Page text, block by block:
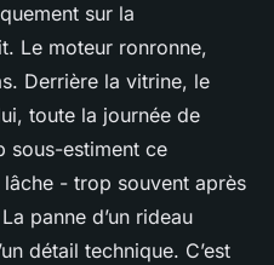
sur la
Le moteur ronronne,
Derrière la vitrine, le
toute la journée de
sous-estiment ce
lâche - trop souvent après
panne d’un rideau
détail technique. C’est